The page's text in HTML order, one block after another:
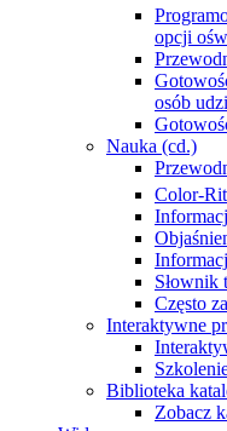
opcji
osób
Nauka (cd.)
Color-
Słownik
Często
Interaktywne
Biblioteka
Zobacz